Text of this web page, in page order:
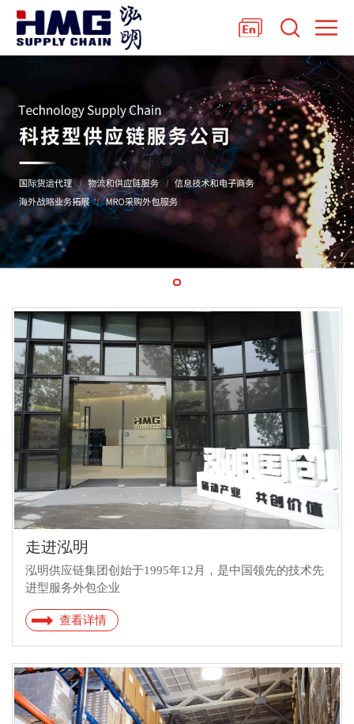
走进泓明
泓明供应链集团创始于1995年12月，是中国领先的技术先
进型服务外包企业
查看详情